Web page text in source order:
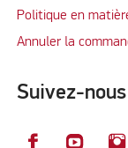
Politique en
Annuler la
Suivez-